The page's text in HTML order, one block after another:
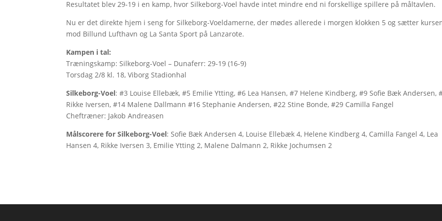
Resultatet blev 29-19 i en kamp, hvor Silkeborg-Voel havde intet mindre end ni forskellige spillere på måltavlen.
Nu er det direkte hjem i seng for Silkeborg-Voeldamerne, der mødes allerede i morgen klokken 5 og sætter
mod Billund Lufthavn og La Santa Sport på Lanzarote.
Kampen i tal:
Træningskamp: Silkeborg-Voel – Dunaferr: 29-19 (16-9)
Torsdag 2/8 kl. 18, Viborg Stadionhal
Silkeborg-Voel: #3 Louise Ellebæk, #5 Emilie Ytting, #6 Lea Hansen, #7 Helene Kindberg, #9 Sofie Bæk Andersen,
Rikke Iversen, #14 Malene Dallmann #16 Stephanie Andersen, #22 Stine Bonde, #29 Camilla Fangel
Cheftræner: Jakob Andreasen
Målscorere for Silkeborg-Voel: Sofie Bæk Andersen 4, Louise Ellebæk 4, Helene Kindberg 4, Camilla Fangel 4, Lea
Hansen 4, Rikke Iversen 3, Emilie Ytting 2, Malene Dalmann 2, Rikke Jochumsen 2